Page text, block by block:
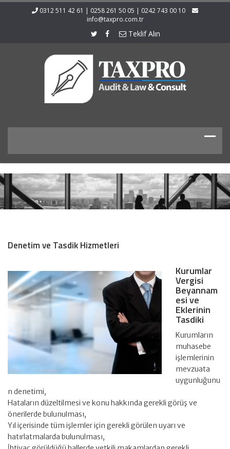
0312 511 42 61 | 0258 261 50 05 | 0242 743 00 10
info@taxpro.com.tr
Teklif Alın
Denetim ve Tasdik Hizmetleri
Kurumlar
Vergisi
Beyannam
esi ve
Eklerinin
Tasdiki
Kurumların
muhasebe
işlemlerinin
mevzuata
uygunluğunu
n denetimi,
Hataların düzeltilmesi ve konu hakkında gerekli görüş ve
önerilerde bulunulması,
Yıl içerisinde tüm işlemler için gerekli görülen uyarı ve
hatırlatmalarda bulunulması,